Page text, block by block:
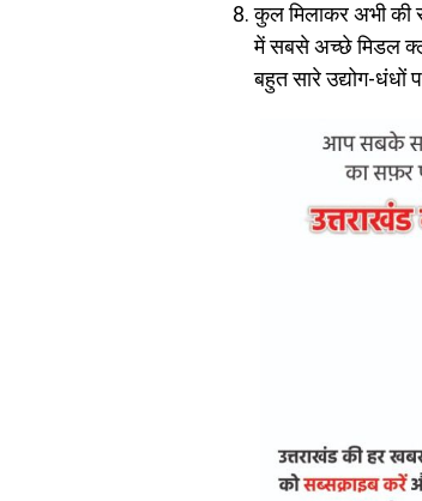
कुल मिलाकर अभी की
में सबसे अच्छे मिडल
बहुत सारे उद्योग-